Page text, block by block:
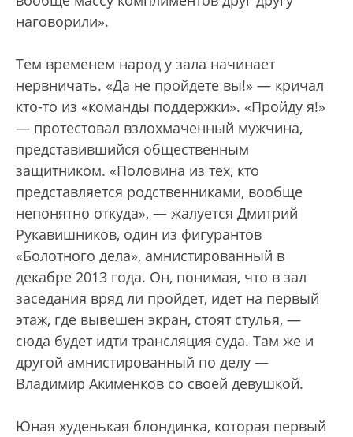
наговорили».
Тем временем народ у зала начинает
нервничать. «Да не пройдете вы!» — кричал
кто-то из «команды поддержки». «Пройду я!»
— протестовал взлохмаченный мужчина,
представившийся общественным
защитником. «Половина из тех, кто
представляется родственниками, вообще
непонятно откуда», — жалуется Дмитрий
Рукавишников, один из фигурантов
«Болотного дела», амнистированный в
декабре 2013 года. Он, понимая, что в зал
заседания вряд ли пройдет, идет на первый
этаж, где вывешен экран, стоят стулья, —
сюда будет идти трансляция суда. Там же и
другой амнистированный по делу —
Владимир Акименков со своей девушкой.
Юная худенькая блондинка, которая первый